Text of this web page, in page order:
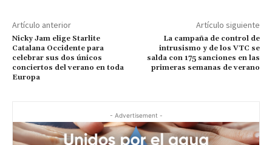
Artículo anterior
Nicky Jam elige Starlite
Catalana Occidente para
celebrar sus dos únicos
conciertos del verano en toda
Europa
Artículo siguiente
La campaña de control de
intrusismo y de los VTC se
salda con 175 sanciones en las
primeras semanas de verano
- Advertisement -